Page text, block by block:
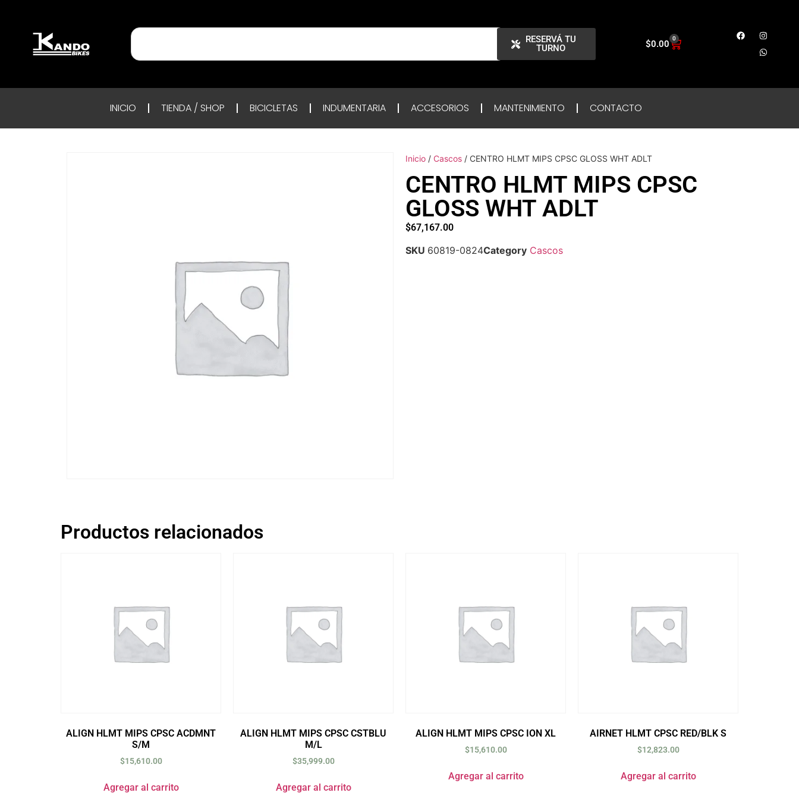
RESERVÁ TU
TURNO
$0.00 0
INICIO TIENDA / SHOP BICICLETAS INDUMENTARIA ACCESORIOS MANTENIMIENTO CONTACTO
Inicio / Cascos / CENTRO HLMT MIPS CPSC GLOSS WHT ADLT
CENTRO HLMT MIPS CPSC
GLOSS WHT ADLT
$67,167.00
SKU 60819-0824Category Cascos
Productos relacionados
ALIGN HLMT MIPS CPSC ACDMNT
S/M
$15,610.00
Agregar al carrito
ALIGN HLMT MIPS CPSC CSTBLU
M/L
$35,999.00
Agregar al carrito
ALIGN HLMT MIPS CPSC ION XL
$15,610.00
Agregar al carrito
AIRNET HLMT CPSC RED/BLK S
$12,823.00
Agregar al carrito